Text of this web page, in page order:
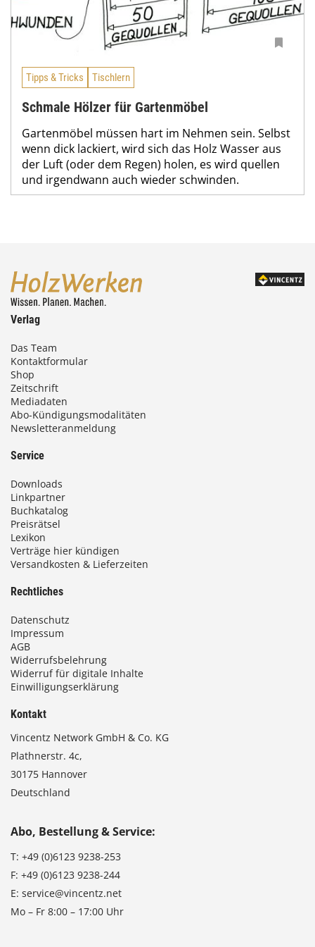
Tipps & Tricks Tischlern
Schmale Hölzer für Gartenmöbel
Gartenmöbel müssen hart im Nehmen sein. Selbst
wenn dick lackiert, wird sich das Holz Wasser aus
der Luft (oder dem Regen) holen, es wird quellen
und irgendwann auch wieder schwinden.
Verlag
Das Team
Kontaktformular
Shop
Zeitschrift
Mediadaten
Abo-Kündigungsmodalitäten
Newsletteranmeldung
Service
Downloads
Linkpartner
Buchkatalog
Preisrätsel
Lexikon
Verträge hier kündigen
Versandkosten & Lieferzeiten
Rechtliches
Datenschutz
Impressum
AGB
Widerrufsbelehrung
Widerruf für digitale Inhalte
Einwilligungserklärung
Kontakt
Vincentz Network GmbH & Co. KG
Plathnerstr. 4c,
30175 Hannover
Deutschland
Abo, Bestellung & Service:
T: +49 (0)6123 9238-253
F: +49 (0)6123 9238-244
E: service@vincentz.net
Mo – Fr 8:00 – 17:00 Uhr